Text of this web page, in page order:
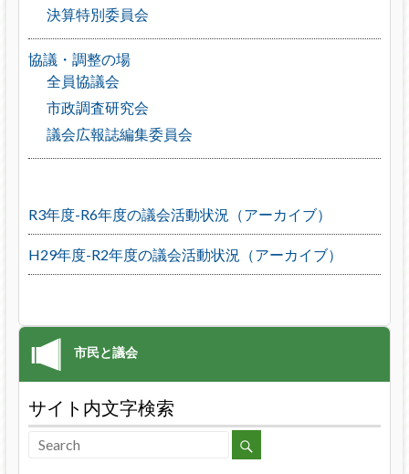
決算特別委員会
協議・調整の場
全員協議会
市政調査研究会
議会広報誌編集委員会
R3年度-R6年度の議会活動状況（アーカイブ）
H29年度-R2年度の議会活動状況（アーカイブ）
サイト内文字検索